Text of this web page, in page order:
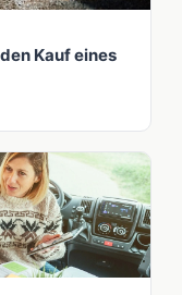
Kauf eines